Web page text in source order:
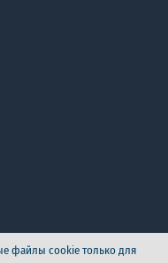
файлы cookie только для